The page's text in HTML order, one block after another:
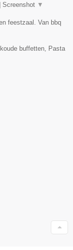
Screenshot ▼
feestzaal. Van bbq
buffetten, Pasta